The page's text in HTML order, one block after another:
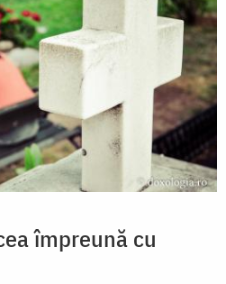
împreună cu